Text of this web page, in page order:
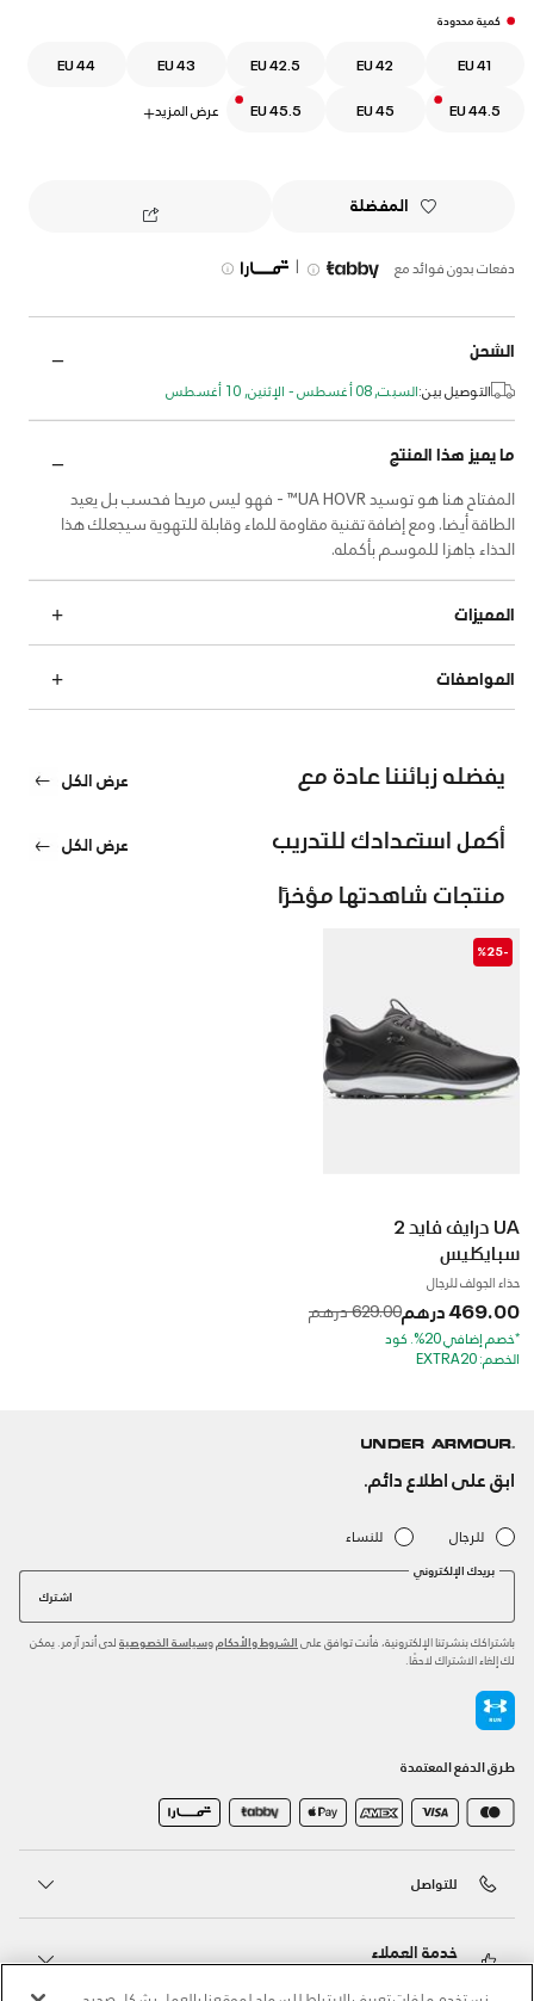
كمية محدودة
EU 41
EU 42
EU 42.5
EU 43
EU 44
EU 44.5
EU 45
EU 45.5 عرض المزيد+
المفضلة
دفعات بدون فوائد مع |
الشحن
التوصيل بين:السبت, 08 أغسطس - الإثنين, 10 أغسطس
ما يميز هذا المنتج
المفتاح هنا هو توسيد UA HOVR™ - فهو ليس مريحا فحسب بل يعيد
الطاقة أيضا. ومع إضافة تقنية مقاومة للماء وقابلة للتهوية سيجعلك هذا
الحذاء جاهزا للموسم بأكمله.
المميزات
المواصفات
يفضله زبائننا عادة مع عرض الكل
أكمل استعدادك للتدريب عرض الكل
منتجات شاهدتها مؤخرًا
-%25
UA درايف فايد 2
سبايكليس
حذاء الجولف للرجال
469.00 درهم Price reduced from
629.00 درهم to
*خصم إضافي 20%. كود
الخصم: EXTRA20
ابق على اطلاع دائم.
للرجال للنساء
بريدك الإلكتروني
اشترك
باشتراكك بنشرتنا الإلكترونية، فأنت توافق على الشروط والأحكام وسياسة الخصوصية لدى أندر آرمر. يمكن
لك إلغاء الاشتراك لاحقًا.
طرق الدفع المعتمدة
للتواصل
خدمة العملاء